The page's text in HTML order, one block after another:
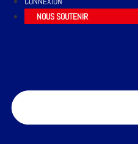
NOUS SOUTENIR